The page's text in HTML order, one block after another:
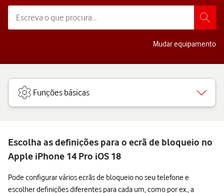
Mudar equipamento
Funções básicas
Escolha as definições para o ecrã de bloqueio no
Apple iPhone 14 Pro iOS 18
Pode configurar vários ecrãs de bloqueio no seu telefone e
escolher definições diferentes para cada um, como por ex., a